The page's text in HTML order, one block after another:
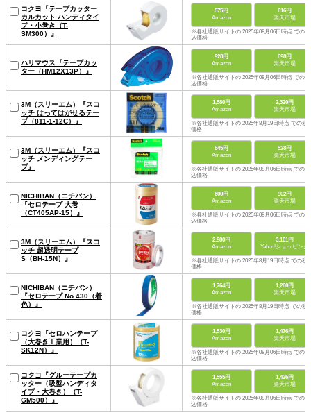
コクヨ『テープカッター
カルカット ハンディタイ
プ・小巻き（T-
SM300）』
575円
Amazon
616円
楽天市場
※各社通販サイトの 2025年08月06日時点 での税
込価格
ハリマウス『テープカッ
ター（HM12X13P）』
928円
Amazon
698円
楽天市場
※各社通販サイトの 2025年08月06日時点 での税
込価格
3M（スリーエム）『スコ
ッチ はってはがせるテー
プ（811-1-12C）』
1,580円
Amazon
2,320円
楽天市場
※各社通販サイトの 2025年8月19日時点 での税
価格
3M（スリーエム）『スコ
ッチ メンディングテー
プ』
645円
Amazon
528円
楽天市場
※各社通販サイトの 2025年08月06日時点 での税
込価格
NICHIBAN（ニチバン）
『セロテープ 大巻
（CT405AP-15）』
800円
Amazon
902円
楽天市場
※各社通販サイトの 2025年08月06日時点 での税
込価格
3M（スリーエム）『スコ
ッチ 超透明テープ
S（BH-15N）』
2,980円
Amazon
3,101円
Yahoo!ショッピング
※各社通販サイトの 2025年8月19日時点 での税
価格
NICHIBAN（ニチバン）
『セロテープ No.430（着
色）』
1,764円
Amazon
1,260円
楽天市場
※各社通販サイトの 2025年8月19日時点 での税
価格
コクヨ『セロハンテープ
（大巻き工業用）（T-
SK12N）』
1,530円
Amazon
1,476円
楽天市場
※各社通販サイトの 2025年08月06日時点 での税
込価格
コクヨ『グルーテープカ
ッター（吸盤ハンディタ
イプ・大巻き）（T-
GM500）』
1,555円
Amazon
1,426円
楽天市場
※各社通販サイトの 2025年08月06日時点 での税
込価格